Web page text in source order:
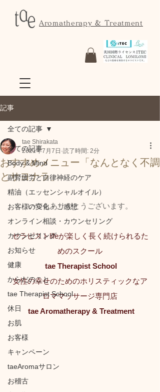
Aromatherapy & Treatment
記事
全ての記事
Body & Mind
副腎疲労と自律神経のケア
精油（エッセンシャルオイル）
お客様の変化・ご感想
オンライン相談・カウンセリング
カウンセリング
お知らせ
健康
からだのこと
tae Therapist School
休日
お肌
お客様
キャンペーン
taeAromaサロン
お稽古
全ての記事
おすすめメニュー「なんとなく不調
とサヨナラ」
tae Shirakata
2021年7月7日 読了時間: 2分
いつもありがとうございます。
セラピストlifeが楽しく長く続けられるた
めのスクール
tae Therapist School
女性の幸せのためのホリスティックなア
ロママッサージ専門店
tae Aromatherapy & Treatment